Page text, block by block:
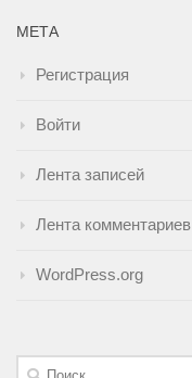
МЕТА
Регистрация
Войти
Лента записей
Лента комментариев
WordPress.org
Найти: